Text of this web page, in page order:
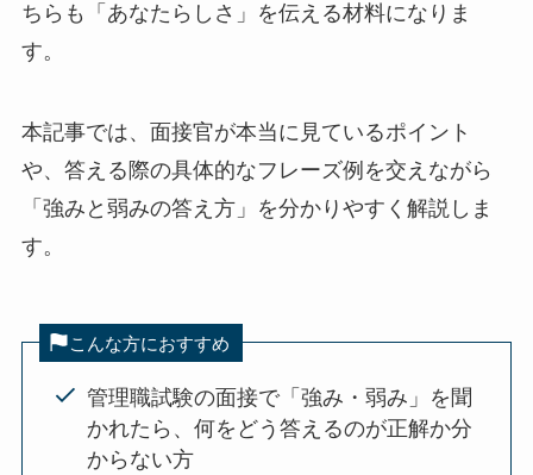
ちらも「あなたらしさ」を伝える材料になりま
す。
本記事では、面接官が本当に見ているポイント
や、答える際の具体的なフレーズ例を交えながら
「強みと弱みの答え方」を分かりやすく解説しま
す。
こんな方におすすめ
管理職試験の面接で「強み・弱み」を聞
かれたら、何をどう答えるのが正解か分
からない方